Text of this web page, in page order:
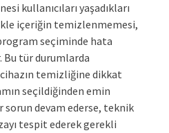
kullanıcıları yaşadıkları
içeriğin temizlenmemesi,
seçiminde hata
Bu tür durumlarda
temizliğine dikkat
seçildiğinden emin
sorun devam ederse, teknik
tespit ederek gerekli